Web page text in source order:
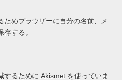
ためブラウザーに自分の名前、メ
する。
するために Akismet を使っていま